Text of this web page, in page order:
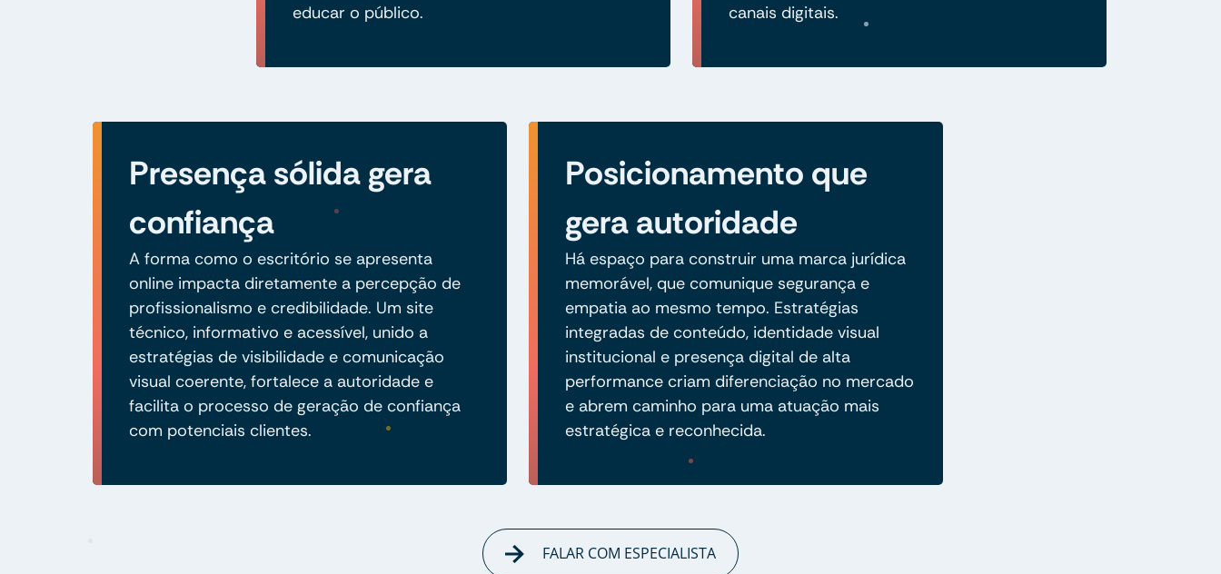
educar o público.
canais digitais.
Presença sólida gera
confiança
A forma como o escritório se apresenta
online impacta diretamente a percepção de
profissionalismo e credibilidade. Um site
técnico, informativo e acessível, unido a
estratégias de visibilidade e comunicação
visual coerente, fortalece a autoridade e
facilita o processo de geração de confiança
com potenciais clientes.
Posicionamento que
gera autoridade
Há espaço para construir uma marca jurídica
memorável, que comunique segurança e
empatia ao mesmo tempo. Estratégias
integradas de conteúdo, identidade visual
institucional e presença digital de alta
performance criam diferenciação no mercado
e abrem caminho para uma atuação mais
estratégica e reconhecida.
FALAR COM ESPECIALISTA